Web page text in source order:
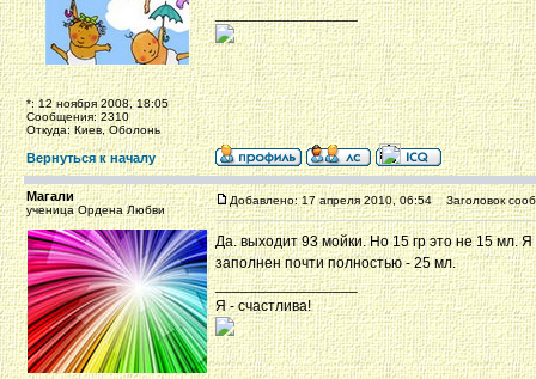
*: 12 ноября 2008, 18:05
Сообщения: 2310
Откуда: Киев, Оболонь
_________________
Вернуться к началу
Магали
ученица Ордена Любви
Добавлено: 17 апреля 2010, 06:54 Заголовок
Да. выходит 93 мойки. Но 15 гр это не 15 мл.
заполнен почти полностью - 25 мл.
_________________
Я - счастлива!